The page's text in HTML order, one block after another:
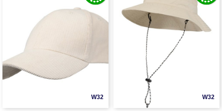
W32 W32